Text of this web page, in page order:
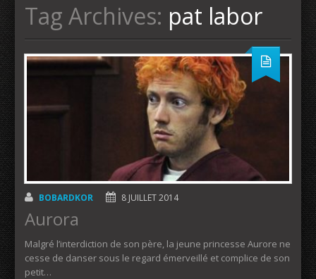
Tag Archives: pat labor
BOBARDKOR 8 JUILLET 2014
Aurora
Malgré l’interdiction de son père, la jeune princesse Aurore ne
cesse de danser sous le regard émerveillé et complice de son
petit…